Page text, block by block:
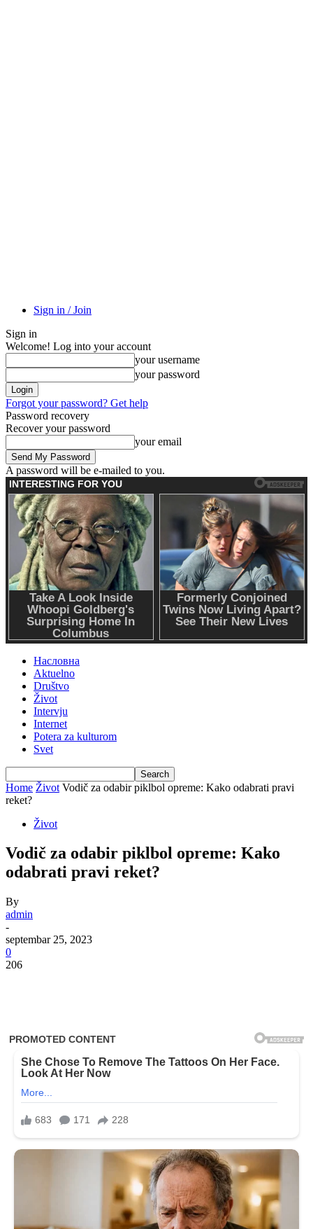
Sign in / Join
Sign in
Welcome! Log into your account
your username
your password
Forgot your password? Get help
Password recovery
Recover your password
your email
A password will be e-mailed to you.
Насловна
Aktuelno
Društvo
Život
Intervju
Internet
Potera za kulturom
Svet
Home Život Vodič za odabir piklbol opreme: Kako odabrati pravi
reket?
Život
Vodič za odabir piklbol opreme: Kako
odabrati pravi reket?
By
admin
-
septembar 25, 2023
0
206